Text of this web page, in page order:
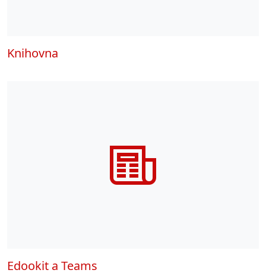
Knihovna
Edookit a Teams